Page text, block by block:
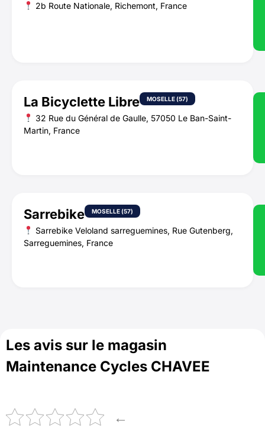
2b Route Nationale, Richemont, France
La Bicyclette Libre MOSELLE (57)
32 Rue du Général de Gaulle, 57050 Le Ban-Saint-
Martin, France
Sarrebike MOSELLE (57)
Sarrebike Veloland sarreguemines, Rue Gutenberg,
Sarreguemines, France
Les avis sur le magasin
Maintenance Cycles CHAVEE
←